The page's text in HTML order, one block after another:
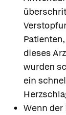
dieses
wurden
ein
Wenn der